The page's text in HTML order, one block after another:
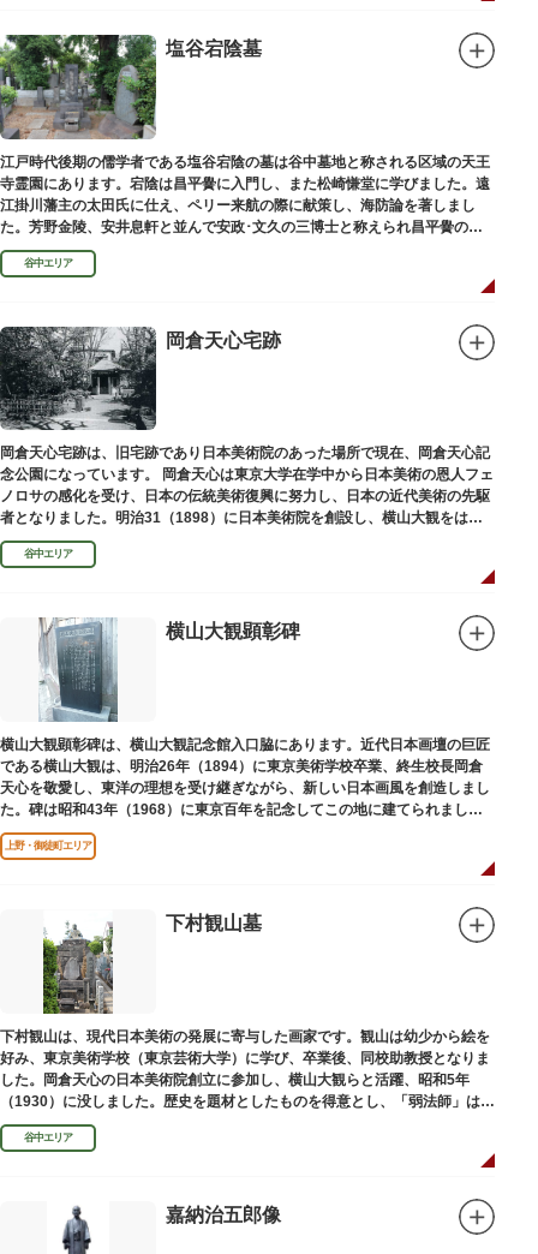
塩谷宕陰墓
江戸時代後期の儒学者である塩谷宕陰の墓は谷中墓地と称される区域の天王
寺霊園にあります。宕陰は昌平黌に入門し、また松崎慊堂に学びました。遠
江掛川藩主の太田氏に仕え、ペリー来航の際に献策し、海防論を著しまし
た。芳野金陵、安井息軒と並んで安政･文久の三博士と称えられ昌平黌の教
授として多くの文人を育て、慶応3年 （1867）に没しました。
谷中エリア
岡倉天心宅跡
岡倉天心宅跡は、旧宅跡であり日本美術院のあった場所で現在、岡倉天心記
念公園になっています。 岡倉天心は東京大学在学中から日本美術の恩人フェ
ノロサの感化を受け、日本の伝統美術復興に努力し、日本の近代美術の先駆
者となりました。明治31（1898）に日本美術院を創設し、横山大観をはじ
め優れた画家を世に送り出しました。
谷中エリア
横山大観顕彰碑
横山大観顕彰碑は、横山大観記念館入口脇にあります。近代日本画壇の巨匠
である横山大観は、明治26年（1894）に東京美術学校卒業、終生校長岡倉
天心を敬愛し、東洋の理想を受け継ぎながら、新しい日本画風を創造しまし
た。碑は昭和43年（1968）に東京百年を記念してこの地に建てられまし
た。
上野・御徒町エリア
下村観山墓
下村観山は、現代日本美術の発展に寄与した画家です。観山は幼少から絵を
好み、東京美術学校（東京芸術大学）に学び、卒業後、同校助教授となりま
した。岡倉天心の日本美術院創立に参加し、横山大観らと活躍、昭和5年
（1930）に没しました。歴史を題材としたものを得意とし、「弱法師」は代
表作です。お墓は安立寺（あんりゅうじ）にあります。
谷中エリア
嘉納治五郎像